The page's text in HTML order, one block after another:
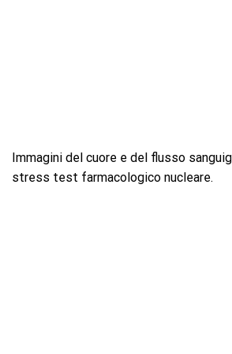
Immagini del cuore e del flusso
stress test farmacologico nucleare.